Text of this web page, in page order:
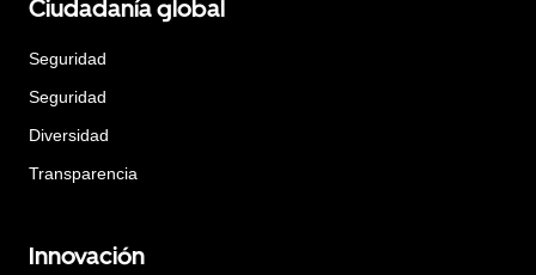
Ciudadanía global
Seguridad
Seguridad
Diversidad
Transparencia
Innovación